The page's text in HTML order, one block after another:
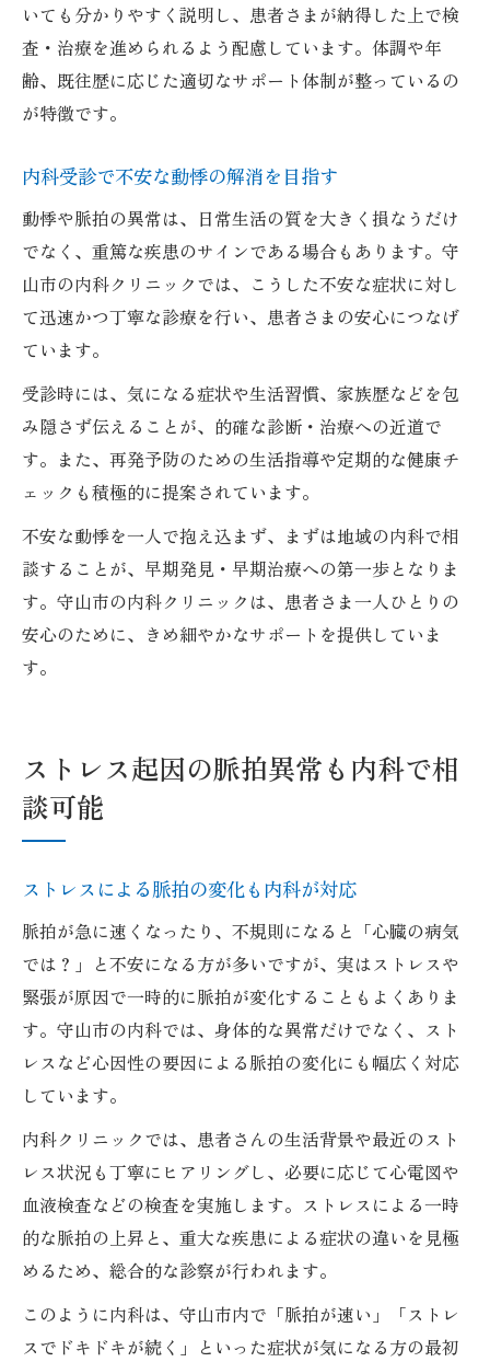
いても分かりやすく説明し、患者さまが納得した上で検
査・治療を進められるよう配慮しています。体調や年
齢、既往歴に応じた適切なサポート体制が整っているの
が特徴です。
内科受診で不安な動悸の解消を目指す
動悸や脈拍の異常は、日常生活の質を大きく損なうだけ
でなく、重篤な疾患のサインである場合もあります。守
山市の内科クリニックでは、こうした不安な症状に対し
て迅速かつ丁寧な診療を行い、患者さまの安心につなげ
ています。
受診時には、気になる症状や生活習慣、家族歴などを包
み隠さず伝えることが、的確な診断・治療への近道で
す。また、再発予防のための生活指導や定期的な健康チ
ェックも積極的に提案されています。
不安な動悸を一人で抱え込まず、まずは地域の内科で相
談することが、早期発見・早期治療への第一歩となりま
す。守山市の内科クリニックは、患者さま一人ひとりの
安心のために、きめ細やかなサポートを提供していま
す。
ストレス起因の脈拍異常も内科で相
談可能
ストレスによる脈拍の変化も内科が対応
脈拍が急に速くなったり、不規則になると「心臓の病気
では？」と不安になる方が多いですが、実はストレスや
緊張が原因で一時的に脈拍が変化することもよくありま
す。守山市の内科では、身体的な異常だけでなく、スト
レスなど心因性の要因による脈拍の変化にも幅広く対応
しています。
内科クリニックでは、患者さんの生活背景や最近のスト
レス状況も丁寧にヒアリングし、必要に応じて心電図や
血液検査などの検査を実施します。ストレスによる一時
的な脈拍の上昇と、重大な疾患による症状の違いを見極
めるため、総合的な診察が行われます。
このように内科は、守山市内で「脈拍が速い」「ストレ
スでドキドキが続く」といった症状が気になる方の最初